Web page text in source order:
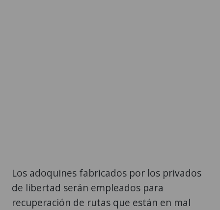
Los adoquines fabricados por los privados
de libertad serán empleados para
recuperación de rutas que están en mal